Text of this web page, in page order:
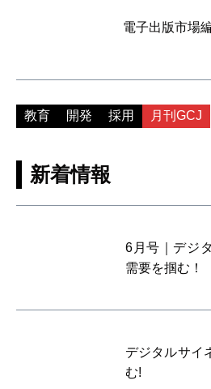
電子出版市場
教育 開発 採用 月刊GCJ
新着情報
6月号｜デジ
需要を掴む！
デジタルサイ
む!